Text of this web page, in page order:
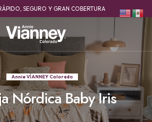
CON MÁS SORPRESAS!
Annie VÍANNEY Colorado
Nórdica Baby Iris